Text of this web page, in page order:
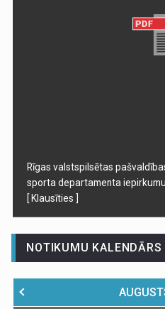
Rīgas valstspilsētas
sporta departamenta
[ Klausīties ]
NOTIKUMU KALENDĀRS